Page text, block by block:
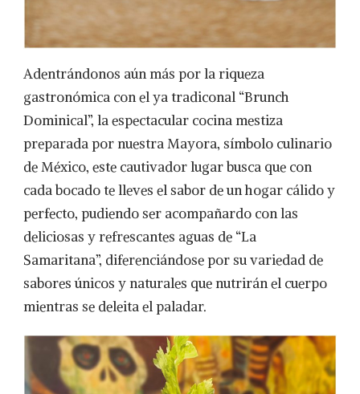
Adentrándonos aún más por la riqueza
gastronómica con el ya tradiconal “Brunch
Dominical”, la espectacular cocina mestiza
preparada por nuestra Mayora, símbolo culinario
de México, este cautivador lugar busca que con
cada bocado te lleves el sabor de un hogar cálido y
perfecto, pudiendo ser acompañardo con las
deliciosas y refrescantes aguas de “La
Samaritana”, diferenciándose por su variedad de
sabores únicos y naturales que nutrirán el cuerpo
mientras se deleita el paladar.